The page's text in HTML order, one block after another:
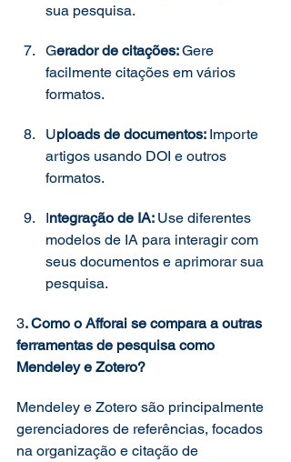
sua pesquisa.
Gerador de citações: Gere
facilmente citações em vários
formatos.
Uploads de documentos: Importe
artigos usando DOI e outros
formatos.
Integração de IA: Use diferentes
modelos de IA para interagir com
seus documentos e aprimorar sua
pesquisa.
3. Como o Afforai se compara a outras
ferramentas de pesquisa como
Mendeley e Zotero?
Mendeley e Zotero são principalmente
gerenciadores de referências, focados
na organização e citação de